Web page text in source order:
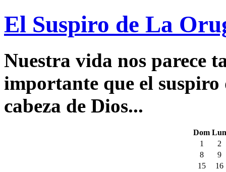
El Suspiro de La
Nuestra vida nos parece
importante que el
cabeza de Dios...
Dom Lun
1
2
8
9
15
16